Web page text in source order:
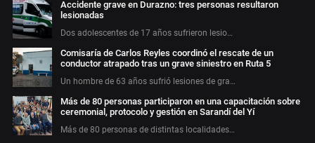
Accidente grave en Durazno: tres personas resultaron
lesionadas
Dos adolescentes de 17 años sufrieron lesio…
Comisaría de Carlos Reyles coordinó el rescate de un
conductor atrapado tras un grave siniestro en Ruta 5
Un hombre de 63 años sufrió lesiones de gra…
Más de 80 personas participaron en una capacitación sobre
ceremonial, protocolo y gestión en Sarandí del Yí
Más de 80 personas de distintas localidades…